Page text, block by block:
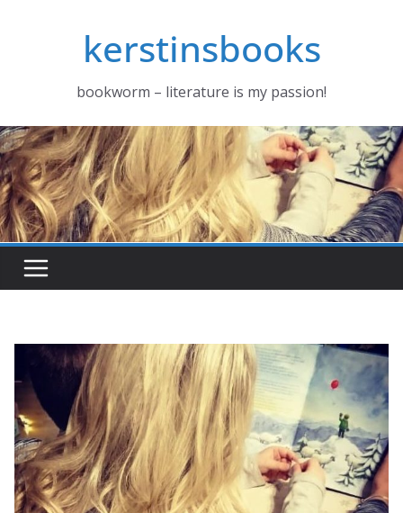
kerstinsbooks
bookworm – literature is my passion!